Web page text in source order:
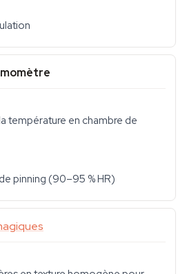
température en chambre de
pinning (90–95 % HR)